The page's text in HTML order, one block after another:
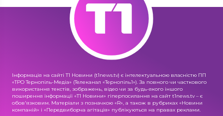
Інформація на сайті Т1 Новини (t1news.tv) є інтелектуальною власністю ПП
«ТРО Тернопіль-Медіа» (Телеканал «Тернопіль1»). За повного чи часткового
використання текстів, зображень, відео чи за будь-якого іншого
поширення інформації «Т1 Новини» гіперпосилання на сайт t1news.tv – є
обов'язковим. Матеріали з позначкою «R», а також в рубриках «Новини
компаній» і «Передвиборча агітація» публікуються на правах реклами.